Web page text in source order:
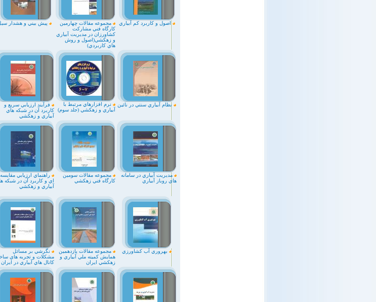
پيش بيني و هشدار
مجموعه مقالات چهارمين
كارگاه فني مشاركت
كشاورزان در مديريت آبياري
و زهكشي(اصول و روش
هاي كاربردي)
اصول و كاربرد كم آبياري
فرآيند ارزيابي سريع و
كاربرد آن در شبكه هاي
آبياري و زهكشي
نرم افزارهاي مرتبط با
آبياري و زهكشي (جلد سوم)
نظام آبياري سنتي در نائين
راهنماي ارزيابي مقايسه
اي و كاربرد آن در شبكه
آبياري و زهكشي
مجموعه مقالات سومين
كارگاه فني زهكشي
مديريت آبياري در سامانه
هاي روباز آبياري
نگرشي بر مسائل
مشكلات و تجربه هاي
كانال هاي آبياري در ايران
مجموعه مقالات يازدهمين
همايش كميته ملي آبياري و
زهكشي ايران
بهروري آب كشاورزي